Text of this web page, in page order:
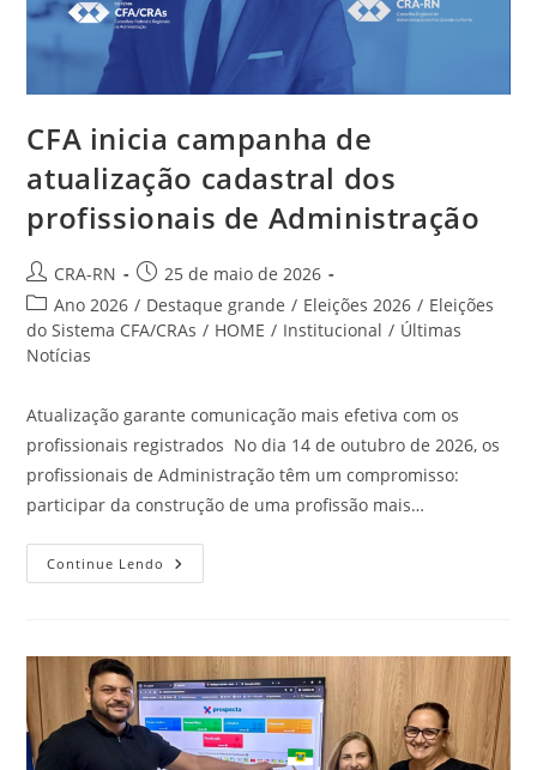
CFA inicia campanha de
atualização cadastral dos
profissionais de Administração
Autor
do
post:
CRA-RN
Post
publicado:
25 de maio de 2026
Categoria
do
post:
Ano 2026 / Destaque grande / Eleições 2026 / Eleições
do Sistema CFA/CRAs / HOME / Institucional / Últimas
Notícias
Atualização garante comunicação mais efetiva com os
profissionais registrados No dia 14 de outubro de 2026, os
profissionais de Administração têm um compromisso:
participar da construção de uma profissão mais…
Continue Lendo CFA
Inicia
Dos
Profissionais
De
Administração